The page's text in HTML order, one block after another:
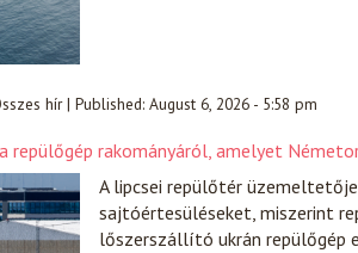
hír| Published: August 6, 2026 - 5:58 pm
repülőgép rakományáról, amelyet
A lipcsei repülőtér
sajtóértesüléseket, miszerint
lőszerszállító ukrán repülőgép